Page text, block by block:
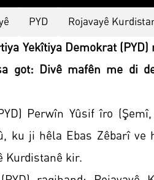
PYD Rojavayê
Yekîtiya Demokrat
got: Divê mafên me di
Perwîn Yûsif îro
ku ji hêla Ebas Zêbarî
Kurdistanê kir.